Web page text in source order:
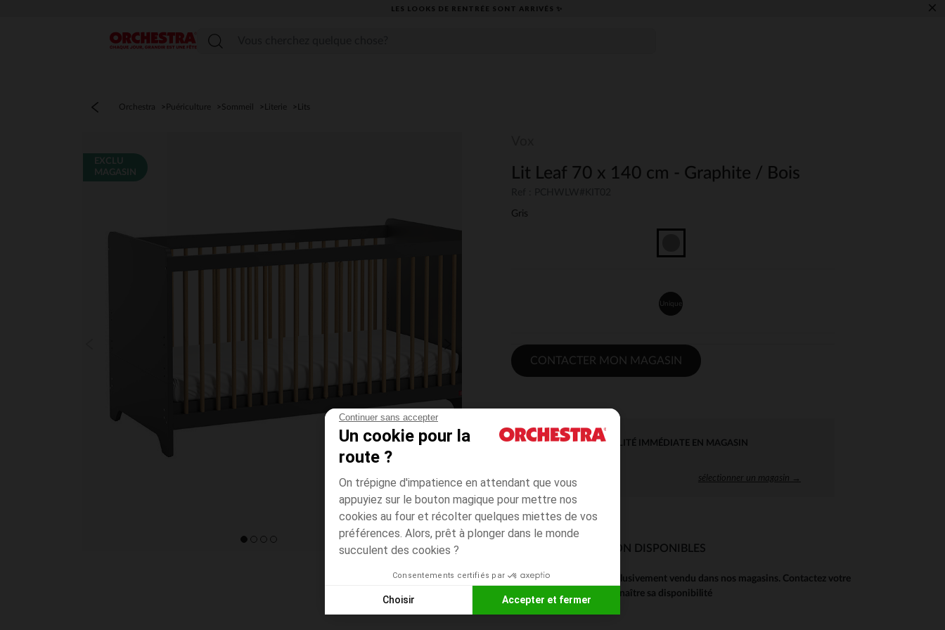
Continuer sans accepter
Un cookie pour la
route ?
On trépigne d'impatience en attendant que vous
appuyiez sur le bouton magique pour mettre nos
cookies au four et récolter quelques miettes de vos
préférences. Alors, prêt à plonger dans le monde
succulent des cookies ?
Consentements certifiés par
Choisir Accepter et fermer
LES LOOKS DE RENTRÉE SONT ARRIVÉS ✨ ×
Menu
Orchestra Puériculture Sommeil Literie Lits
EXCLU
MAGASIN
Lit Leaf 70 x 140 cm - Graphite / Bois
Gris
Unique
CONTACTER MON MAGASIN
DISPONIBILITÉ IMMÉDIATE EN MAGASIN
sélectionner un magasin →
MODES DE LIVRAISON DISPONIBLES
Ce produit est exclusivement vendu dans nos magasins. Contactez votre
magasin pour connaître sa disponibilité